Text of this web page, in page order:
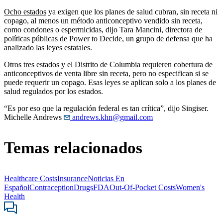
Ocho estados ya exigen que los planes de salud cubran, sin receta ni
copago, al menos un método anticonceptivo vendido sin receta,
como condones o espermicidas, dijo Tara Mancini, directora de
políticas públicas de Power to Decide, un grupo de defensa que ha
analizado las leyes estatales.
Otros tres estados y el Distrito de Columbia requieren cobertura de
anticonceptivos de venta libre sin receta, pero no especifican si se
puede requerir un copago. Esas leyes se aplican solo a los planes de
salud regulados por los estados.
“Es por eso que la regulación federal es tan crítica”, dijo Singiser.
Michelle Andrews
andrews.khn@gmail.com
Temas relacionados
Healthcare CostsInsuranceNoticias En
EspañolContraceptionDrugsFDAOut-Of-Pocket CostsWomen's
Health